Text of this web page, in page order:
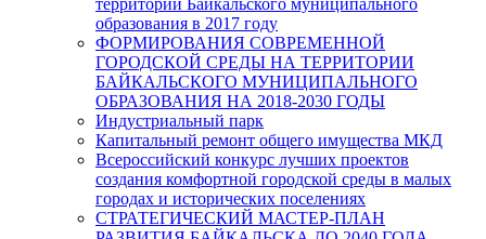
территории Байкальского муниципального
образования в 2017 году
ФОРМИРОВАНИЯ СОВРЕМЕННОЙ
ГОРОДСКОЙ СРЕДЫ НА ТЕРРИТОРИИ
БАЙКАЛЬСКОГО МУНИЦИПАЛЬНОГО
ОБРАЗОВАНИЯ НА 2018-2030 ГОДЫ
Индустриальный парк
Капитальный ремонт общего имущества МКД
Всероссийский конкурс лучших проектов
создания комфортной городской среды в малых
городах и исторических поселениях
СТРАТЕГИЧЕСКИЙ МАСТЕР-ПЛАН